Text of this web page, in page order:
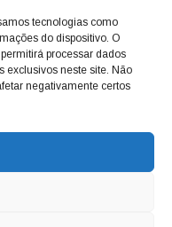
tecnologias como
do dispositivo. O
processar dados
exclusivos neste site. Não
negativamente certos
Nunca
do cidadão, sempre
busca de melhorias
para casos
3929-6225